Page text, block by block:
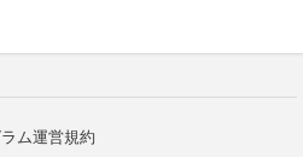
ム運営規約